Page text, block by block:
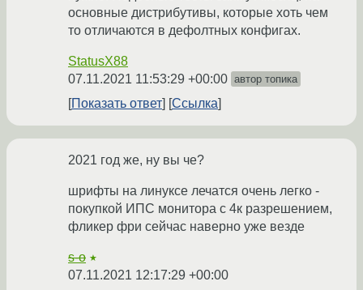
основные дистрибутивы, которые хоть чем
то отличаются в дефолтных конфигах.
StatusX88
07.11.2021 11:53:29 +00:00 автор топика
Показать ответ Ссылка
2021 год же, ну вы че?
шрифты на линуксе лечатся очень легко -
покупкой ИПС монитора с 4к разрешением,
фликер фри сейчас наверно уже везде
s-o ★
07.11.2021 12:17:29 +00:00